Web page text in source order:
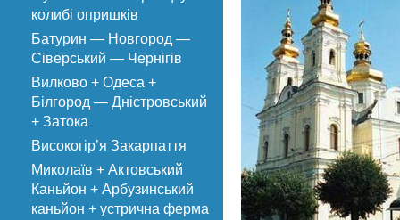
колибі опришків
Батурин — Новгород —
Сіверський — Чернігів
Вилково + Одеса +
Білгород — Дністровський
+ Затока
Високогір’я Закарпаття
Миколаїв + Актовський
Каньйон + Арбузинський
каньйон + устрична ферма